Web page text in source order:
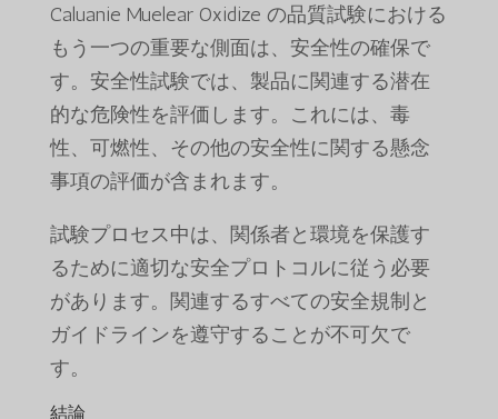
Caluanie Muelear Oxidize の品質試験における
もう一つの重要な側面は、安全性の確保で
す。安全性試験では、製品に関連する潜在
的な危険性を評価します。これには、毒
性、可燃性、その他の安全性に関する懸念
事項の評価が含まれます。
試験プロセス中は、関係者と環境を保護す
るために適切な安全プロトコルに従う必要
があります。関連するすべての安全規制と
ガイドラインを遵守することが不可欠で
す。
結論